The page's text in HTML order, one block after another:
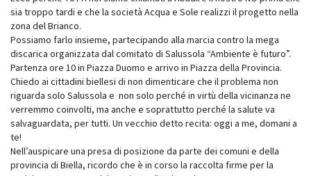
sia troppo tardi e che la società Acqua e Sole realizzi il progetto nella
zona del Brianco.
Possiamo farlo insieme, partecipando alla marcia contro la mega
discarica organizzata dal comitato di Salussola “Ambiente è futuro”.
Partenza ore 10 in Piazza Duomo e arrivo in Piazza della Provincia.
Chiedo ai cittadini biellesi di non dimenticare che il problema non
riguarda solo Salussola e non solo perché in virtù della vicinanza ne
verremmo coinvolti, ma anche e soprattutto perché la salute va
salvaguardata, per tutti. Un vecchio detto recita: oggi a me, domani a
te!
Nell’auspicare una presa di posizione da parte dei comuni e della
provincia di Biella, ricordo che è in corso la raccolta firme per la